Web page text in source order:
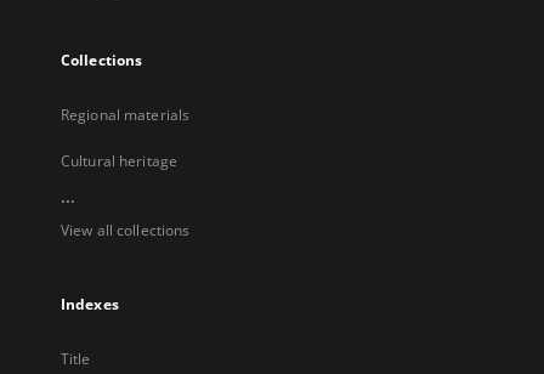
Collections
Regional materials
Cultural heritage
...
View all collections
Indexes
Title